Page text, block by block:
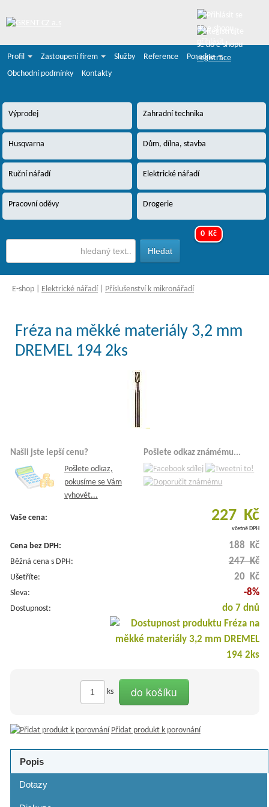
registrace
Profil
Zastoupení firem Služby Reference
Poradna
Obchodní podmínky
Kontakty
Výprodej Zahradní technika
Husqvarna Dům, dílna, stavba
Ruční nářadí Elektrické nářadí
Pracovní oděvy Drogerie
0 Kč
E-shop Elektrické nářadí Příslušenství k mikronářadí
Fréza na měkké materiály 3,2 mm
DREMEL 194 2ks
Našli jste lepší cenu?
Pošlete odkaz,
pokusíme se Vám
vyhovět...
Pošlete odkaz známému...
Vaše cena: 227 Kč
včetně DPH
Cena bez DPH: 188 Kč
Běžná cena s DPH: 247 Kč
Ušetříte: 20 Kč
Sleva: -8%
Dostupnost: do 7 dnů
ks do košíku
Přidat produkt k porovnání
Popis
Dotazy